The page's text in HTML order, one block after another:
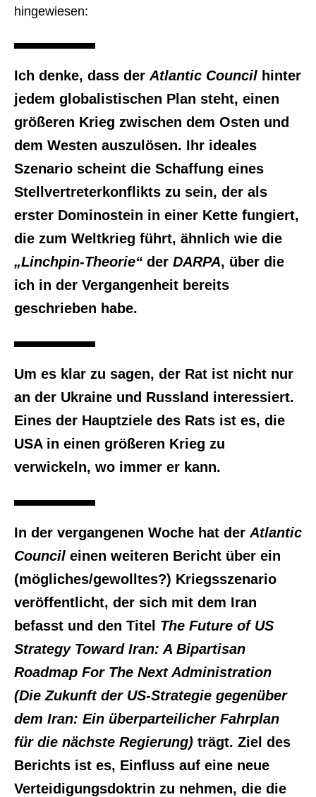
hingewiesen:
Ich denke, dass der Atlantic Council hinter
jedem globalistischen Plan steht, einen
größeren Krieg zwischen dem Osten und
dem Westen auszulösen. Ihr ideales
Szenario scheint die Schaffung eines
Stellvertreterkonflikts zu sein, der als
erster Dominostein in einer Kette fungiert,
die zum Weltkrieg führt, ähnlich wie die
„Linchpin-Theorie“ der DARPA, über die
ich in der Vergangenheit bereits
geschrieben habe.
Um es klar zu sagen, der Rat ist nicht nur
an der Ukraine und Russland interessiert.
Eines der Hauptziele des Rats ist es, die
USA in einen größeren Krieg zu
verwickeln, wo immer er kann.
In der vergangenen Woche hat der Atlantic
Council einen weiteren Bericht über ein
(mögliches/gewolltes?) Kriegsszenario
veröffentlicht, der sich mit dem Iran
befasst und den Titel The Future of US
Strategy Toward Iran: A Bipartisan
Roadmap For The Next Administration
(Die Zukunft der US-Strategie gegenüber
dem Iran: Ein überparteilicher Fahrplan
für die nächste Regierung) trägt. Ziel des
Berichts ist es, Einfluss auf eine neue
Verteidigungsdoktrin zu nehmen, die die